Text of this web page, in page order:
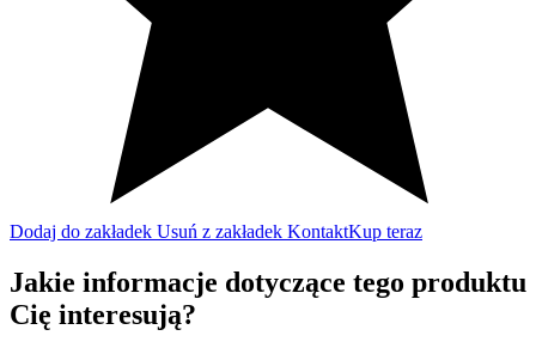
Dodaj do zakładek Usuń z zakładek KontaktKup teraz
Jakie informacje dotyczące tego produktu
Cię interesują?